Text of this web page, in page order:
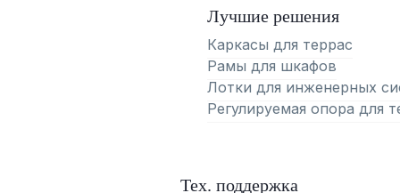
Лучшие решения
Каркасы для террас
Рамы для шкафов
Лотки для инженерных
Регулируемая опора для
Тех. поддержка